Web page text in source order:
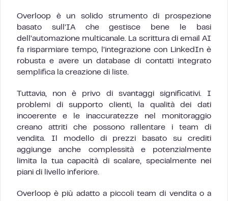
Overloop è un solido strumento di prospezione
basato sull’IA che gestisce bene le basi
dell’automazione multicanale. La scrittura di email AI
fa risparmiare tempo, l’integrazione con LinkedIn è
robusta e avere un database di contatti integrato
semplifica la creazione di liste.
Tuttavia, non è privo di svantaggi significativi. I
problemi di supporto clienti, la qualità dei dati
incoerente e le inaccuratezze nel monitoraggio
creano attriti che possono rallentare i team di
vendita. Il modello di prezzi basato su crediti
aggiunge anche complessità e potenzialmente
limita la tua capacità di scalare, specialmente nei
piani di livello inferiore.
Overloop è più adatto a piccoli team di vendita o a